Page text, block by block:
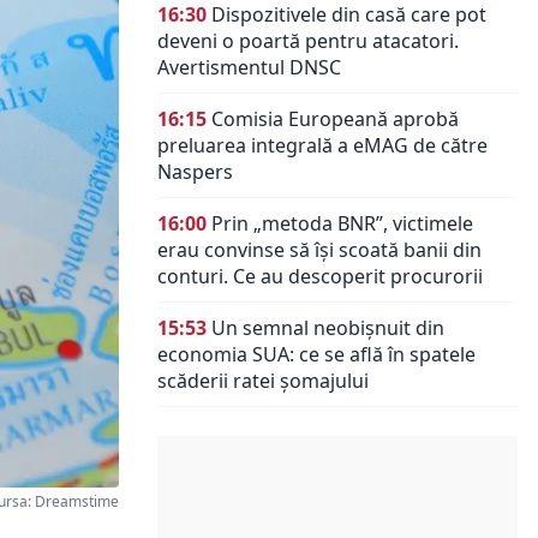
Dreamstime
16:30 Dispozitivele din casă care pot
deveni o poartă pentru atacatori.
Avertismentul DNSC
16:15 Comisia Europeană aprobă
preluarea integrală a eMAG de către
Naspers
16:00 Prin „metoda BNR”, victimele
erau convinse să își scoată banii din
conturi. Ce au descoperit procurorii
15:53 Un semnal neobișnuit din
economia SUA: ce se află în spatele
scăderii ratei șomajului